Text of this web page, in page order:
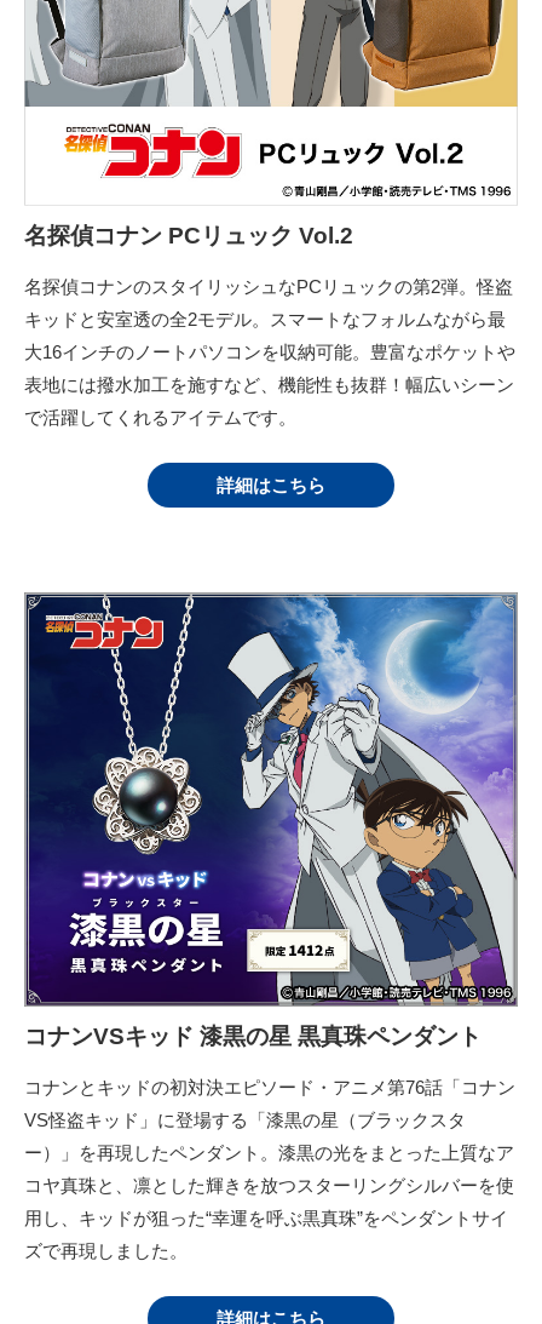
名探偵コナン PCリュック Vol.2
名探偵コナンのスタイリッシュなPCリュックの第2弾。怪盗
キッドと安室透の全2モデル。スマートなフォルムながら最
大16インチのノートパソコンを収納可能。豊富なポケットや
表地には撥水加工を施すなど、機能性も抜群！幅広いシーン
で活躍してくれるアイテムです。
詳細はこちら
コナンVSキッド 漆黒の星 黒真珠ペンダント
コナンとキッドの初対決エピソード・アニメ第76話「コナン
VS怪盗キッド」に登場する「漆黒の星（ブラックスタ
ー）」を再現したペンダント。漆黒の光をまとった上質なア
コヤ真珠と、凛とした輝きを放つスターリングシルバーを使
用し、キッドが狙った“幸運を呼ぶ黒真珠”をペンダントサイ
ズで再現しました。
詳細はこちら